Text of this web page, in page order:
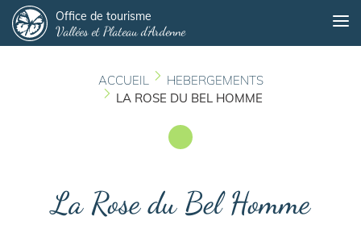
au
contenu
Office de tourisme
Vallées et Plateau d'Ardenne
ACCUEIL
HEBERGEMENTS
LA ROSE DU BEL HOMME
La Rose du Bel Homme
Panneau de gestion des cookies